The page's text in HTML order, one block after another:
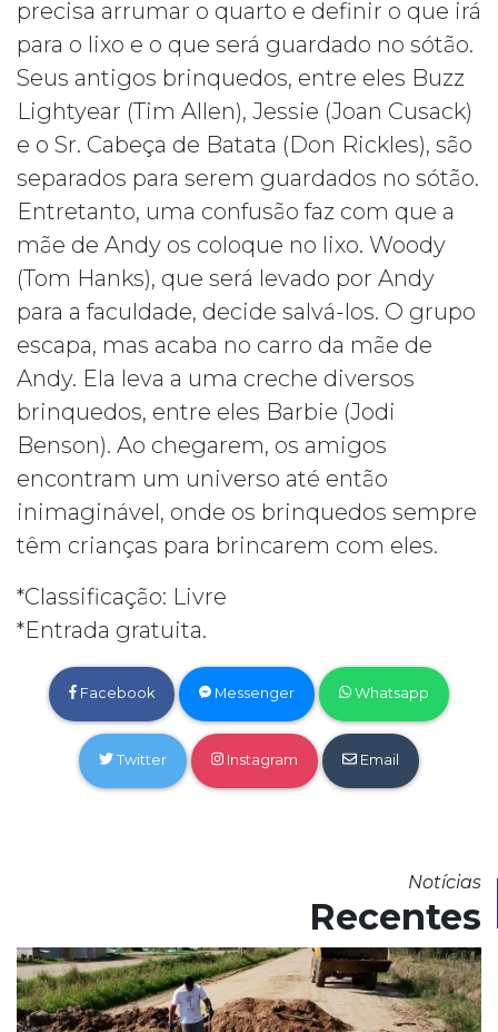
precisa arrumar o quarto e definir o que irá
para o lixo e o que será guardado no sótão.
Seus antigos brinquedos, entre eles Buzz
Lightyear (Tim Allen), Jessie (Joan Cusack)
e o Sr. Cabeça de Batata (Don Rickles), são
separados para serem guardados no sótão.
Entretanto, uma confusão faz com que a
mãe de Andy os coloque no lixo. Woody
(Tom Hanks), que será levado por Andy
para a faculdade, decide salvá-los. O grupo
escapa, mas acaba no carro da mãe de
Andy. Ela leva a uma creche diversos
brinquedos, entre eles Barbie (Jodi
Benson). Ao chegarem, os amigos
encontram um universo até então
inimaginável, onde os brinquedos sempre
têm crianças para brincarem com eles.
*Classificação: Livre
*Entrada gratuita.
Facebook Messenger Whatsapp
Twitter Instagram Email
Notícias
Recentes